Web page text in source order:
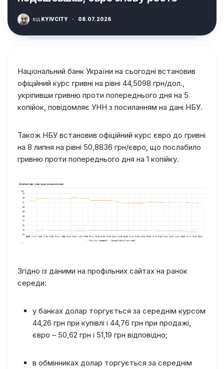
від KYIVCITY · 08.07.2026
Національний банк України на сьогодні встановив
офіційний курс гривні на рівні 44,5098 грн/дол.,
укріпивши гривню проти попереднього дня на 5
копійок, повідомляє УНН з посиланням на дані НБУ.
Також НБУ встановив офіційний курс євро до гривні
на 8 липня на рівні 50,8836 грн/євро, що послабило
гривню проти попереднього дня на 1 копійку.
Згідно із даними на профільних сайтах на ранок
середи:
у банках долар торгується за середнім курсом
44,26 грн при купівлі і 44,76 грн при продажі,
євро – 50,62 грн і 51,19 грн відповідно;
в обмінниках долар торгується за середнім